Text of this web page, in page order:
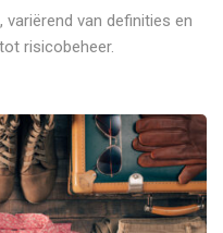
van definities en
risicobeheer.